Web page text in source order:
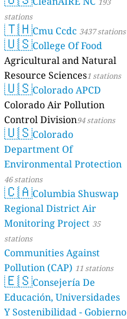
stations
🇹🇭Cmu Ccdc 3437 stations
🇺🇸College Of Food
Agricultural and Natural
Resource Sciences1 stations
🇺🇸Colorado APCD
Colorado Air Pollution
Control Division94 stations
🇺🇸Colorado
Department Of
Environmental Protection
46 stations
🇨🇦Columbia Shuswap
Regional District Air
Monitoring Project 35
stations
Communities Against
Pollution (CAP) 11 stations
🇪🇸Consejería De
Educación, Universidades
Y Sostenibilidad - Gobierno